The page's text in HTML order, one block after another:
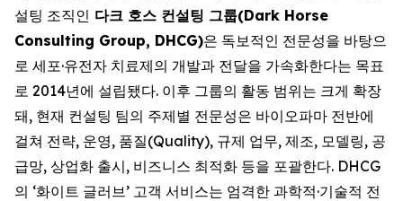
설팅 조직인 다크 호스 컨설팅 그룹(Dark Horse
Consulting Group, DHCG)은 독보적인 전문성을 바탕으
로 세포·유전자 치료제의 개발과 전달을 가속화한다는 목표
로 2014년에 설립됐다. 이후 그룹의 활동 범위는 크게 확장
돼, 현재 컨설팅 팀의 주제별 전문성은 바이오파마 전반에
걸쳐 전략, 운영, 품질(Quality), 규제 업무, 제조, 모델링, 공
급망, 상업화 출시, 비즈니스 최적화 등을 포괄한다. DHCG
의 ‘화이트 글러브’ 고객 서비스는 엄격한 과학적·기술적 전